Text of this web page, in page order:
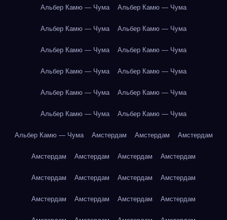
Альбер Камю — Чума Альбер Камю — Чума
Альбер Камю — Чума Альбер Камю — Чума
Альбер Камю — Чума Альбер Камю — Чума
Альбер Камю — Чума Альбер Камю — Чума
Альбер Камю — Чума Альбер Камю — Чума
Альбер Камю — Чума Альбер Камю — Чума
Альбер Камю — Чума Амстердам Амстердам Амстердам
Амстердам Амстердам Амстердам Амстердам
Амстердам Амстердам Амстердам Амстердам
Амстердам Амстердам Амстердам Амстердам